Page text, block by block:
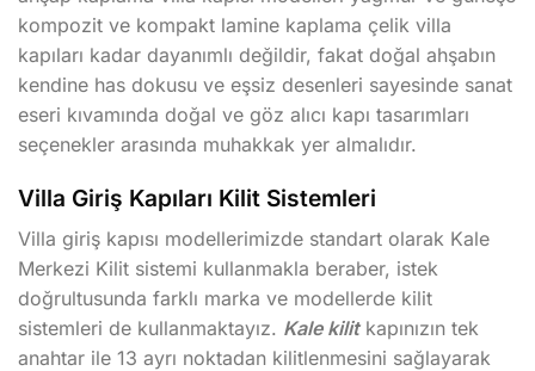
kompozit ve kompakt lamine kaplama çelik villa
kapıları kadar dayanımlı değildir, fakat doğal ahşabın
kendine has dokusu ve eşsiz desenleri sayesinde sanat
eseri kıvamında doğal ve göz alıcı kapı tasarımları
seçenekler arasında muhakkak yer almalıdır.
Villa Giriş Kapıları Kilit Sistemleri
Villa giriş kapısı modellerimizde standart olarak Kale
Merkezi Kilit sistemi kullanmakla beraber, istek
doğrultusunda farklı marka ve modellerde kilit
sistemleri de kullanmaktayız. Kale kilit kapınızın tek
anahtar ile 13 ayrı noktadan kilitlenmesini sağlayarak